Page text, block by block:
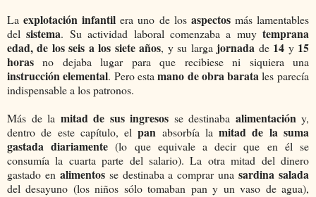
Laexplotación infantilera uno de los aspectos más lamentables
delsistema. Su actividad laboral comenzaba a muy temprana
edad, de los seis a los siete años, y su larga jornada de 14 y 15
horas no dejaba lugar para que recibiese ni siquiera una
instrucción elemental. Pero estamano de obra barata les parecía
indispensable a los patronos.
Más de la mitad de sus ingresos se destinaba alimentación y,
dentro de este capítulo, elpan absorbía lamitad de la suma
gastada diariamente (lo que equivale a decir que en él se
consumía la cuarta parte del salario). La otra mitad del dinero
gastado en alimentos se destinaba a comprar unasardina salada
del desayuno (los niños sólo tomaban pan y un vaso de agua),